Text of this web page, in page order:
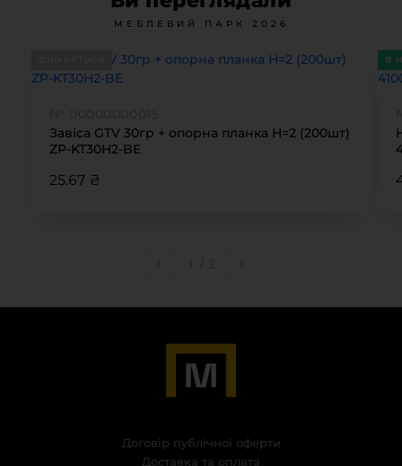
МЕБЛЕВИЙ ПАРК 2026
Завіса GTV 30гр + опорна планка Н=2 (200шт)
ZP-KT30H2-BE
25.67 ₴
В
Договір публічної оферти
Доставка та оплата